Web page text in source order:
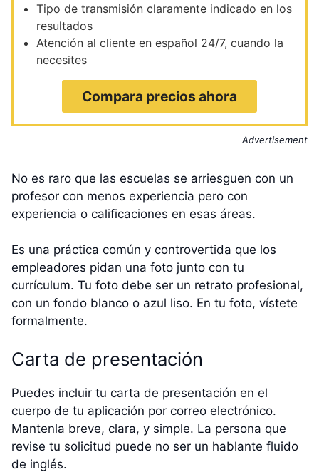
Tipo de transmisión claramente indicado en los
resultados
Atención al cliente en español 24/7, cuando la
necesites
Compara precios ahora
Advertisement
No es raro que las escuelas se arriesguen con un
profesor con menos experiencia pero con
experiencia o calificaciones en esas áreas.
Es una práctica común y controvertida que los
empleadores pidan una foto junto con tu
currículum. Tu foto debe ser un retrato profesional,
con un fondo blanco o azul liso. En tu foto, vístete
formalmente.
Carta de presentación
Puedes incluir tu carta de presentación en el
cuerpo de tu aplicación por correo electrónico.
Mantenla breve, clara, y simple. La persona que
revise tu solicitud puede no ser un hablante fluido
de inglés.